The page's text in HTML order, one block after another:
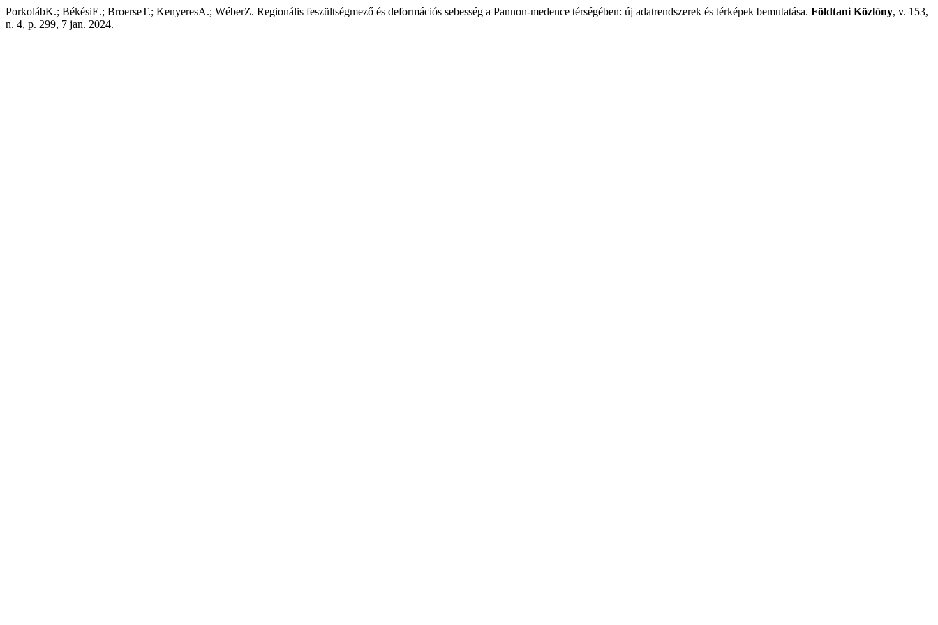
PorkolábK.; BékésiE.; BroerseT.; KenyeresA.; WéberZ. Regionális feszültségmező és deformációs sebesség a Pannon-medence térségében: új adatrendszerek és térképek bemutatása. Földtani Közlöny, v. 153,
n. 4, p. 299, 7 jan. 2024.